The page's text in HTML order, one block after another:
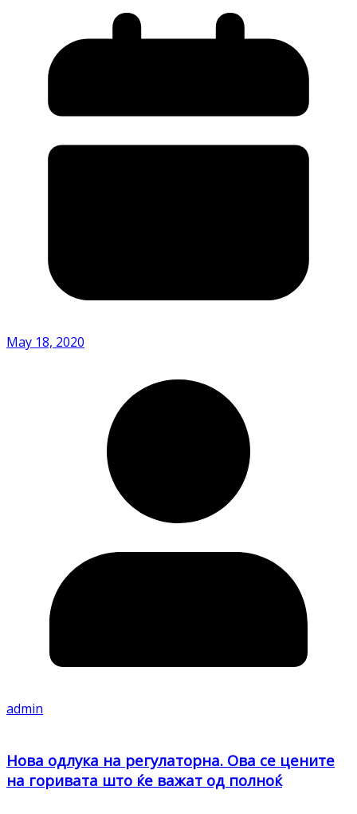
May 18, 2020
admin
Нова одлука на регулаторна. Ова се цените
на горивата што ќе важат од полноќ